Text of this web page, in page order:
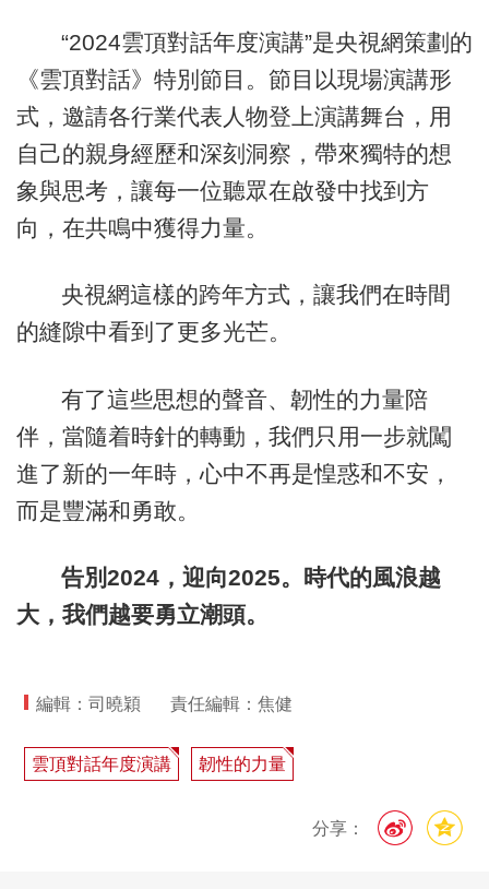
“2024雲頂對話年度演講”是央視網策劃的
《雲頂對話》特別節目。節目以現場演講形
式，邀請各行業代表人物登上演講舞台，用
自己的親身經歷和深刻洞察，帶來獨特的想
象與思考，讓每一位聽眾在啟發中找到方
向，在共鳴中獲得力量。
央視網這樣的跨年方式，讓我們在時間
的縫隙中看到了更多光芒。
有了這些思想的聲音、韌性的力量陪
伴，當隨着時針的轉動，我們只用一步就闖
進了新的一年時，心中不再是惶惑和不安，
而是豐滿和勇敢。
告別2024，迎向2025。時代的風浪越
大，我們越要勇立潮頭。
編輯：司曉穎 責任編輯：焦健
雲頂對話年度演講 韌性的力量
分享：